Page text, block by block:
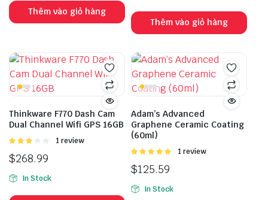
Thêm vào giỏ hàng
Thêm vào giỏ hàng
Thinkware F770 Dash Cam
Dual Channel Wifi GPS 16GB
Được
hạng
sao
1 review
$268.99
In Stock
Adam’s Advanced
Graphene Ceramic Coating
(60ml)
Được
5.005 sao
1 review
$125.59
In Stock